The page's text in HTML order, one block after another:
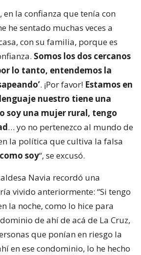
en la confianza que tenía con
he sentado muchas veces a
con su familia, porque es
Somos los dos cercanos
lo tanto, entendemos la
. ¡Por favor! Estamos en
nuestro tiene una
soy una mujer rural, tengo
… yo no pertenezco al mundo de
la política que cultiva la falsa
soy“, se excusó.
Navia recordó una
vivido anteriormente: “Si tengo
la noche, como lo hice para
de ahí de acá de La Cruz,
que ponían en riesgo la
en ese condominio, lo he hecho